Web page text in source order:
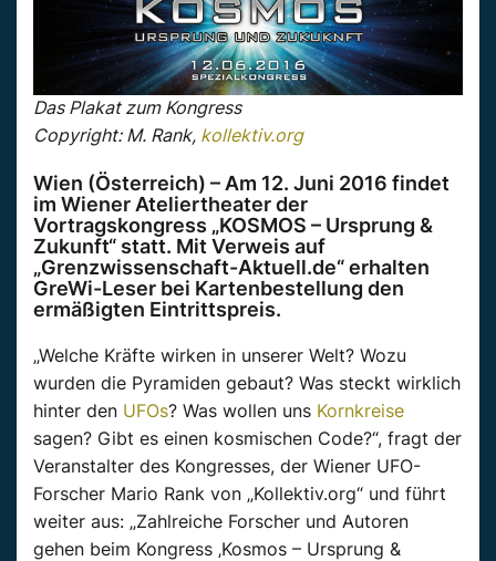
Das Plakat zum Kongress
Copyright: M. Rank, kollektiv.org
Wien (Österreich) – Am 12. Juni 2016 findet
im Wiener Ateliertheater der
Vortragskongress „KOSMOS – Ursprung &
Zukunft“ statt. Mit Verweis auf
„Grenzwissenschaft-Aktuell.de“ erhalten
GreWi-Leser bei Kartenbestellung den
ermäßigten Eintrittspreis.
„Welche Kräfte wirken in unserer Welt? Wozu
wurden die Pyramiden gebaut? Was steckt wirklich
hinter den UFOs? Was wollen uns Kornkreise
sagen? Gibt es einen kosmischen Code?“, fragt der
Veranstalter des Kongresses, der Wiener UFO-
Forscher Mario Rank von „Kollektiv.org“ und führt
weiter aus: „Zahlreiche Forscher und Autoren
gehen beim Kongress ‚Kosmos – Ursprung &